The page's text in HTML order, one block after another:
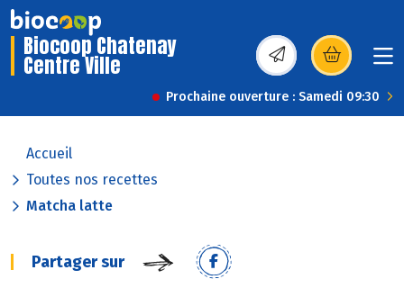
Biocoop Chatenay
Centre Ville (s’ouvre dans une
Prochaine ouverture : Samedi 09:30
Accueil
Toutes nos recettes
Matcha latte
Partager sur